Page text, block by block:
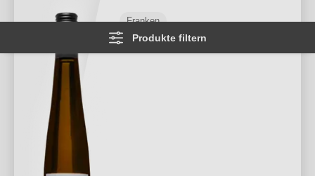
Produkte filtern
Franken
0,375 L